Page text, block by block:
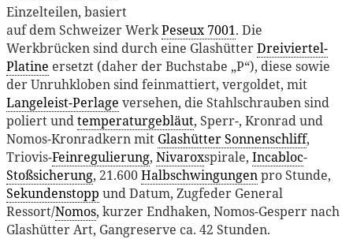
Einzelteilen, basiert
auf dem Schweizer WerkPeseux 7001. Die
Werkbrücken sind durch eine GlashütterDreiviertel-
Platine ersetzt (daher der Buchstabe „P“), diese sowie
der Unruhkloben sind feinmattiert, vergoldet, mit
Langeleist-Perlage versehen, die Stahlschrauben sind
poliert undtemperaturgebläut, Sperr-, Kronrad und
Nomos-Kronradkern mit Glashütter Sonnenschliff,
Triovis-Feinregulierung, Nivaroxspirale, Incabloc-
Stoßsicherung, 21.600Halbschwingungenpro Stunde,
Sekundenstopp und Datum, Zugfeder General
Ressort/Nomos, kurzer Endhaken, Nomos-Gesperr nach
Glashütter Art, Gangreserve ca. 42 Stunden.